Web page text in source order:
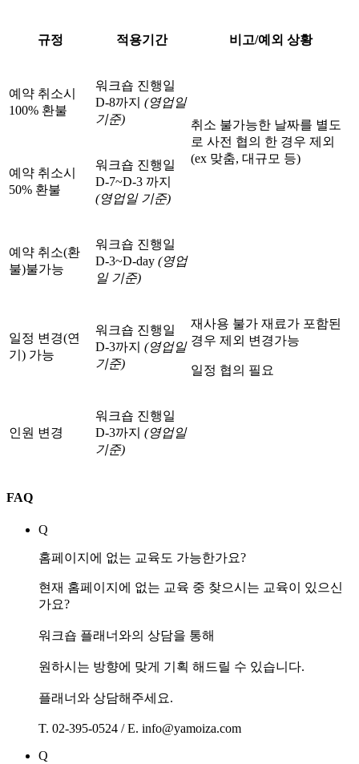
규정 적용기간 비고/예외 상황
예약 취소시
100% 환불
워크숍 진행일
D-8까지 (영업일
기준)
취소 불가능한 날짜를 별도
로 사전 협의 한 경우 제외
(ex 맞춤, 대규모 등)
예약 취소시
50% 환불
워크숍 진행일
D-7~D-3 까지
(영업일 기준)
예약 취소(환
불)불가능
워크숍 진행일
D-3~D-day (영업
일 기준)
일정 변경(연
기) 가능
워크숍 진행일
D-3까지 (영업일
기준)
재사용 불가 재료가 포함된
경우 제외 변경가능
일정 협의 필요
인원 변경
워크숍 진행일
D-3까지 (영업일
기준)
FAQ
Q
홈페이지에 없는 교육도 가능한가요?
현재 홈페이지에 없는 교육 중 찾으시는 교육이 있으신
가요?
워크숍 플래너와의 상담을 통해
원하시는 방향에 맞게 기획 해드릴 수 있습니다.
플래너와 상담해주세요.
T. 02-395-0524 / E. info@yamoiza.com
Q